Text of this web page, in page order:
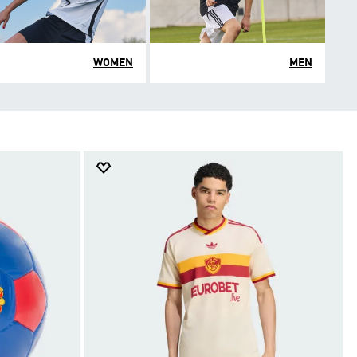
MEN
WOMEN